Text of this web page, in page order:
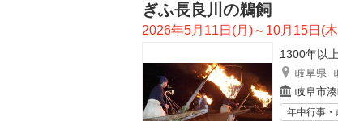
ぎふ長良川の鵜飼
2026年5月11日(月)～10月15日(
1300年以
岐阜県
岐阜市
年中行事・